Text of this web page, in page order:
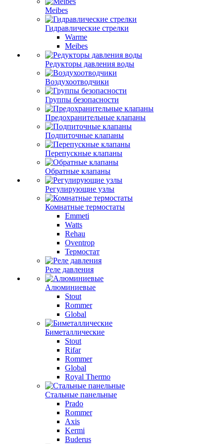
Meibes
Гидравлические стрелки
Warme
Meibes
Редукторы давления воды
Воздухоотводчики
Группы безопасности
Предохранительные клапаны
Подпиточные клапаны
Перепускные клапаны
Обратные клапаны
Регулирующие узлы
Комнатные термостаты
Emmeti
Watts
Rehau
Oventrop
Термостат
Реле давления
Алюминиевые
Stout
Rommer
Global
Биметаллические
Stout
Rifar
Rommer
Global
Royal Thermo
Стальные панельные
Prado
Rommer
Axis
Kermi
Buderus